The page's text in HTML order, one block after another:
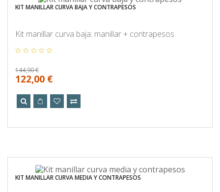
KIT MANILLAR CURVA BAJA Y CONTRAPESOS
Kit manillar curva baja: manillar + contrapesos
144,90 €
122,00 €
KIT MANILLAR CURVA MEDIA Y CONTRAPESOS